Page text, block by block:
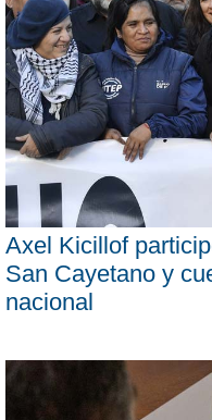
Axel Kicillof
San Cayetano y
nacional